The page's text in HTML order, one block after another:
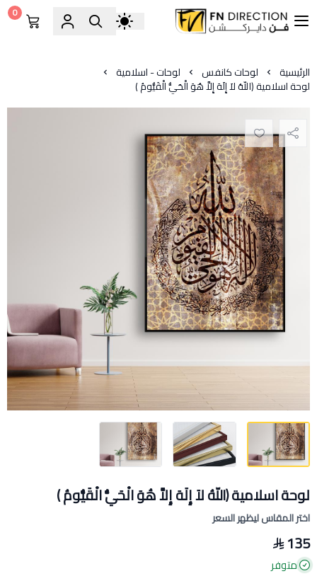
فن دايركشن
0
الرئيسية لوحات كانفس لوحات - اسلامية
لوحة اسلامية ﴿اللّهُ لاَ إِلَهَ إِلاَّ هُوَ الْحَيُّ الْقَيُّومُ )
لوحة اسلامية ﴿اللّهُ لاَ إِلَهَ إِلاَّ هُوَ الْحَيُّ الْقَيُّومُ )
اختر المقاس ليظهر السعر
135
متوفر